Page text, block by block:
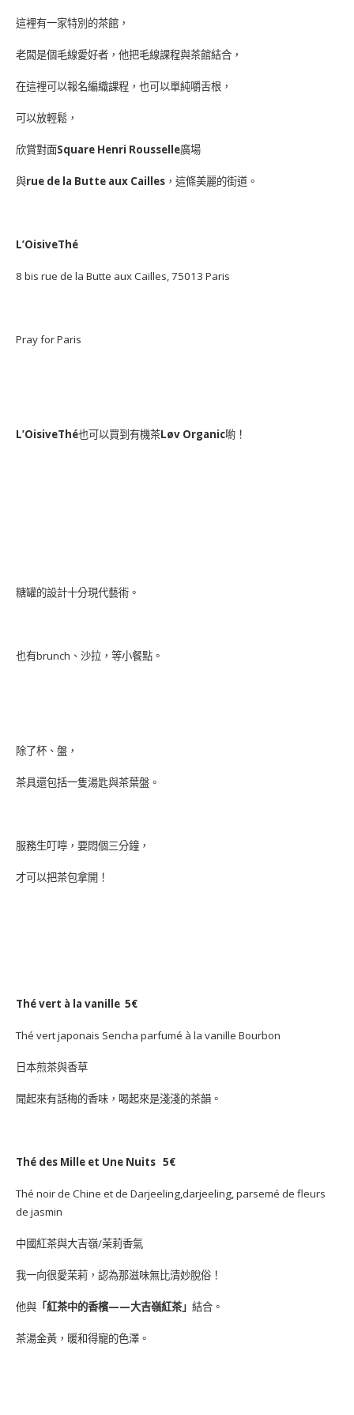
這裡有一家特別的茶館，
老闆是個毛線愛好者，他把毛線課程與茶館結合，
在這裡可以報名編織課程，也可以單純嚼舌根，
可以放輕鬆，
欣賞對面Square Henri Rousselle廣場
與rue de la Butte aux Cailles ，這條美麗的街道。
L’OisiveThé
8 bis rue de la Butte aux Cailles, 75013 Paris
Pray for Paris
L’OisiveThé也可以買到有機茶Løv Organic喲！
糖罐的設計十分現代藝術。
也有brunch、沙拉，等小餐點。
除了杯、盤，
茶具還包括一隻湯匙與茶葉盤。
服務生叮嚀，要悶個三分鐘，
才可以把茶包拿開！
Thé vert à la vanille 5€
Thé vert japonais Sencha parfumé à la vanille Bourbon
日本煎茶與香草
聞起來有話梅的香味，喝起來是淺淺的茶韻。
Thé des Mille et Une Nuits 5€
Thé noir de Chine et de Darjeeling,darjeeling, parsemé de fleurs
de jasmin
中國紅茶與大吉嶺/茉莉香氣
我一向很愛茉莉，認為那滋味無比清妙脫俗！
他與 「紅茶中的香檳——大吉嶺紅茶」 結合。
茶湯金黃，暖和得寵的色澤。